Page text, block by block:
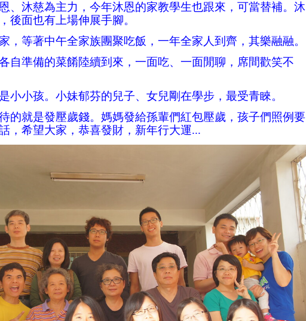
、沐慈為主力，今年沐恩的家教學生也跟來，可當替補。沐
後面也有上場伸展手腳。
，等著中午全家族團聚吃飯，一年全家人到齊，其樂融融。
自準備的菜餚陸續到來，一面吃、一面閒聊，席間歡笑不
小小孩。小妹郁芬的兒子、女兒剛在學步，最受青睞。
的就是發壓歲錢。媽媽發給孫輩們紅包壓歲，孩子們照例要
，希望大家，恭喜發財，新年行大運...